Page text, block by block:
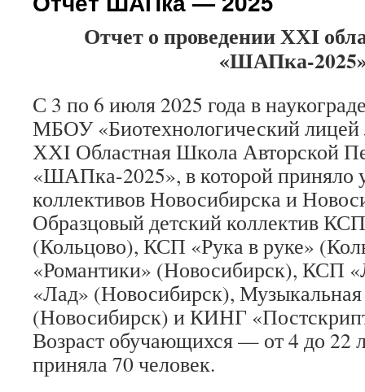
Отчет о проведении ХХI
«ШАПка-
С 3 по 6 июля 2025 года в
МБОУ «Биотехнологический лицей
ХХI Областная Школа Авторской
«ШАПка-2025», в которой приняло
коллективов Новосибирска и
Образцовый детский коллектив
(Кольцово), КСП «Рука в руке»
«Романтики» (Новосибирск), КСП
«Лад» (Новосибирск), Музыкальная
(Новосибирск) и КИНГ
Возраст обучающихся — от 4 до 22
приняла 70 человек.